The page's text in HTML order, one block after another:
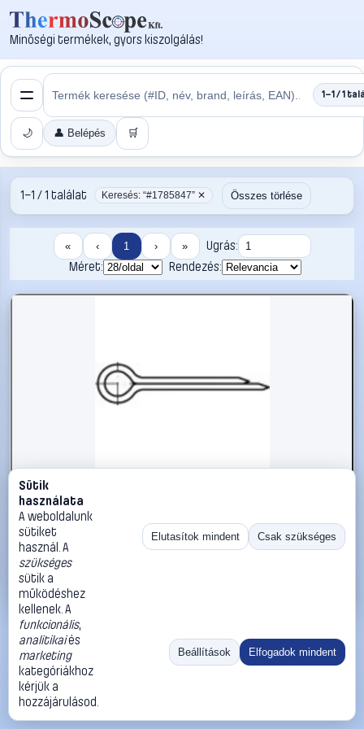
Minőségi termékek, gyors kiszolgálás!
1–1 / 1
🌙 👤 Belépés 🛒
1–1 / 1 találat Keresés: “#1785847” ✕ Összes törlése
« ‹ 1 › »
Ugrás:
Méret:
Rendezés:
#1785847
Sasszeg TOOLCRAFT DIN 94 A 4, méret: 13 x 125 mm 25 db
TOOLCRAFT
64 990 Ft
Kosárba
«
Méret:
Rendezés:
©2026
ThermoScope
Cégbemutató
Sütik
használata
A weboldalunk
sütiket
használ. A
szükséges
sütik a
működéshez
kellenek. A
funkcionális,
analitikaiés
marketing
kategóriákhoz
kérjük a
hozzájárulásod.
Elutasítok mindent Csak szükséges
Beállítások Elfogadok mindent